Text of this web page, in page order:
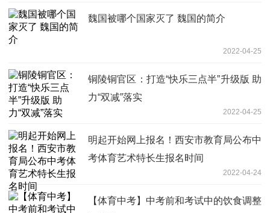
魏国被哪个国家灭了 魏国的简介
2022-04-25
铜陵铜官区：打造“快乐三点半”升级版 助
力“双减”落实
2022-04-25
明起开始网上报名！西安市教育局公布中
考体育艺术特长生报名时间
2022-04-24
【体育中考】中考前和考试中的饮食调整